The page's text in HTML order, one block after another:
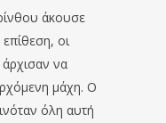
άκουσε
οι
άρχισαν να
μάχη. Ο
όλη αυτή